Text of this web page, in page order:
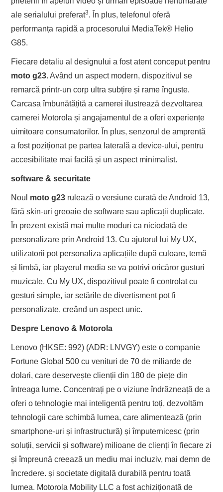
ale serialului preferat3. În plus, telefonul oferă
performanța rapidă a procesorului MediaTek® Helio
G85.
Fiecare detaliu al designului a fost atent conceput pentru
moto g23. Având un aspect modern, dispozitivul se
remarcă printr-un corp ultra subțire și rame înguste.
Carcasa îmbunătățită a camerei ilustrează dezvoltarea
camerei Motorola și angajamentul de a oferi experiențe
uimitoare consumatorilor. În plus, senzorul de amprentă
a fost poziționat pe partea laterală a device-ului, pentru
accesibilitate mai facilă și un aspect minimalist.
software & securitate
Noul moto g23 rulează o versiune curată de Android 13,
fără skin-uri greoaie de software sau aplicații duplicate.
În prezent există mai multe moduri ca niciodată de
personalizare prin Android 13. Cu ajutorul lui My UX,
utilizatorii pot personaliza aplicațiile după culoare, temă
și limbă, iar playerul media se va potrivi oricăror gusturi
muzicale. Cu My UX, dispozitivul poate fi controlat cu
gesturi simple, iar setările de divertisment pot fi
personalizate, creând un aspect unic.
Despre Lenovo & Motorola
Lenovo (HKSE: 992) (ADR: LNVGY) este o companie
Fortune Global 500 cu venituri de 70 de miliarde de
dolari, care deservește clienții din 180 de piețe din
întreaga lume. Concentrați pe o viziune îndrăzneață de a
oferi o tehnologie mai inteligentă pentru toți, dezvoltăm
tehnologii care schimbă lumea, care alimentează (prin
smartphone-uri și infrastructură) și împuternicesc (prin
soluții, servicii și software) milioane de clienți în fiecare zi
și împreună creează un mediu mai incluziv, mai demn de
încredere. și societate digitală durabilă pentru toată
lumea. Motorola Mobility LLC a fost achiziționată de